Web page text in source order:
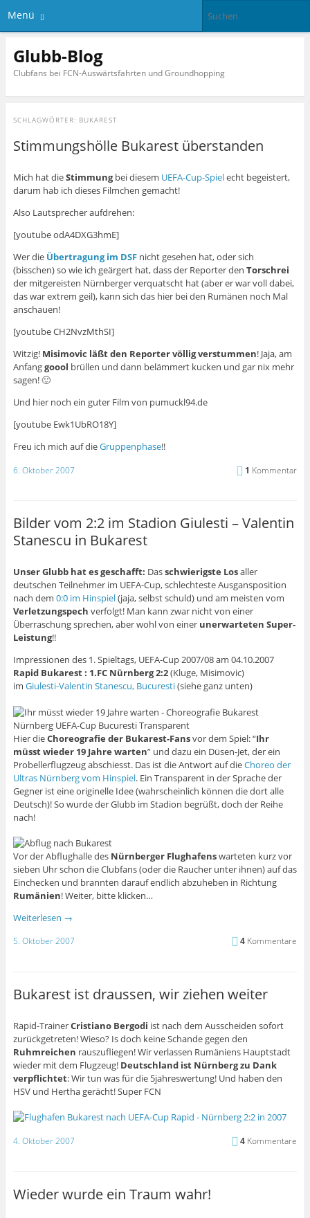
Menü
Glubb-Blog
Clubfans bei FCN-Auswärtsfahrten und Groundhopping
SCHLAGWÖRTER: BUKAREST
Stimmungshölle Bukarest überstanden
Mich hat dieStimmungbei diesem UEFA-Cup-Spielecht begeistert,
darum hab ich dieses Filmchen gemacht!
Also Lautsprecher aufdrehen:
[youtube odA4DXG3hmE]
Wer die Übertragung im DSFnicht gesehen hat, oder sich
(bisschen) so wie ich geärgert hat, dass der Reporter den Torschrei
der mitgereisten Nürnberger verquatscht hat (aber er war voll dabei,
das war extrem geil), kann sich das hier bei den Rumänen noch Mal
anschauen!
[youtube CH2NvzMthSI]
Witzig! Misimovic läßt den Reporter völlig verstummen! Jaja, am
Anfanggoool brüllen und dann belämmert kucken und gar nix mehr
sagen! 🙂
Und hier noch ein guter Film von pumuckl94.de
[youtube Ewk1UbRO18Y]
Freu ich mich auf dieGruppenphase!!
6. Oktober 2007 1 Kommentar
Bilder vom 2:2 im Stadion Giulesti – Valentin
Stanescu in Bukarest
Unser Glubb hat es geschafft: Dasschwierigste Losaller
deutschen Teilnehmer im UEFA-Cup, schlechteste Ausgansposition
nach dem 0:0 im Hinspiel(jaja, selbst schuld) und am meisten vom
Verletzungspech verfolgt! Man kann zwar nicht von einer
Überraschung sprechen, aber wohl von einer unerwarteten Super-
Leistung!!
Impressionen des 1. Spieltags, UEFA-Cup 2007/08 am 04.10.2007
Rapid Bukarest : 1.FC Nürnberg 2:2(Kluge, Misimovic)
im Giulesti-Valentin Stanescu, Bucuresti(siehe ganz unten)
Hier dieChoreografie der Bukarest-Fansvor dem Spiel: “Ihr
müsst wieder 19 Jahre warten” und dazu ein Düsen-Jet, der ein
Probellerflugzeug abschiesst. Das ist die Antwort auf dieChoreo der
Ultras Nürnberg vom Hinspiel. Ein Transparent in der Sprache der
Gegner ist eine originelle Idee (wahrscheinlich können die dort alle
Deutsch)! So wurde der Glubb im Stadion begrüßt, doch der Reihe
nach!
Vor der Abflughalle des Nürnberger Flughafenswarteten kurz vor
sieben Uhr schon die Clubfans (oder die Raucher unter ihnen) auf das
Einchecken und brannten darauf endlich abzuheben in Richtung
Rumänien! Weiter, bitte klicken…
Weiterlesen →
5. Oktober 2007 4 Kommentare
Bukarest ist draussen, wir ziehen weiter
Rapid-TrainerCristiano Bergodi ist nach dem Ausscheiden sofort
zurückgetreten! Wieso? Is doch keine Schande gegen den
Ruhmreichen rauszufliegen! Wir verlassen Rumäniens Hauptstadt
wieder mit dem Flugzeug! Deutschland ist Nürnberg zu Dank
verpflichtet: Wir tun was für die 5jahreswertung! Und haben den
HSV und Hertha gerächt! Super FCN
4. Oktober 2007 4 Kommentare
Wieder wurde ein Traum wahr!